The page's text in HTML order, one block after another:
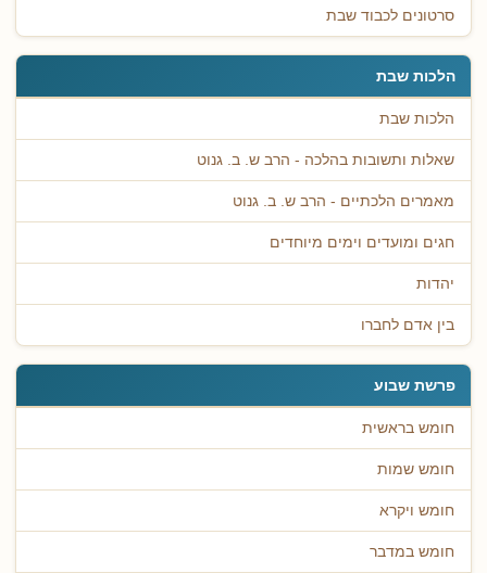
סרטונים לכבוד שבת
הלכות שבת
הלכות שבת
שאלות ותשובות בהלכה - הרב ש. ב. גנוט
מאמרים הלכתיים - הרב ש. ב. גנוט
חגים ומועדים וימים מיוחדים
יהדות
בין אדם לחברו
פרשת שבוע
חומש בראשית
חומש שמות
חומש ויקרא
חומש במדבר